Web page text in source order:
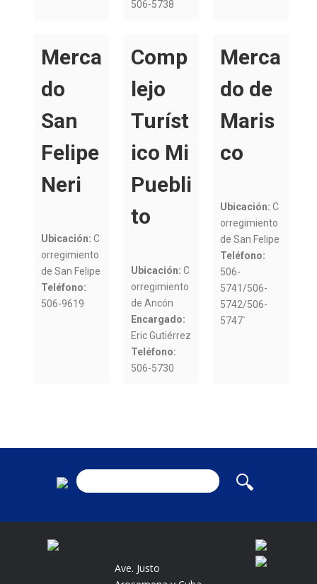
506-5738
Merca
do
San
Felipe
Neri
Ubicación: C
orregimiento
de San Felipe
Teléfono:
506-9619
Comp
lejo
Turíst
ico Mi
Puebli
to
Ubicación: C
orregimiento
de Ancón
Encargado:
Eric Gutiérrez
Teléfono:
506-5730
Merca
do de
Maris
co
Ubicación:C
orregimiento
de San Felipe
Teléfono:
506-
5741/506-
5742/506-
5747`
Ave. Justo